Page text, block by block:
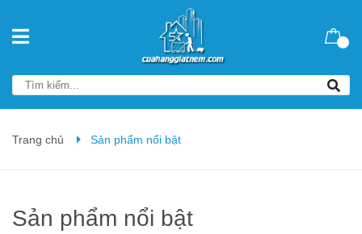
Trang chủ Sản phẩm nổi bật
Sản phẩm nổi bật